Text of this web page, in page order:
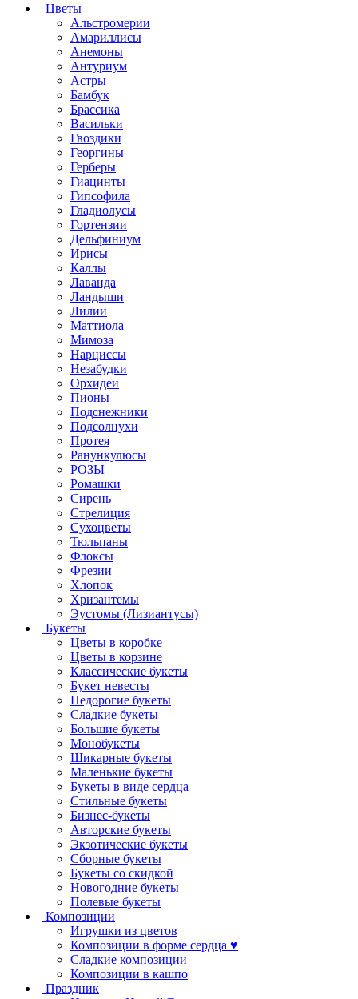
Цветы
Альстромерии
Амариллисы
Анемоны
Антуриум
Астры
Бамбук
Брассика
Васильки
Гвоздики
Георгины
Герберы
Гиацинты
Гипсофила
Гладиолусы
Гортензии
Дельфиниум
Ирисы
Каллы
Лаванда
Ландыши
Лилии
Маттиола
Мимоза
Нарциссы
Незабудки
Орхидеи
Пионы
Подснежники
Подсолнухи
Протея
Ранункулюсы
РОЗЫ
Ромашки
Сирень
Стрелиция
Сухоцветы
Тюльпаны
Флоксы
Фрезии
Хлопок
Хризантемы
Эустомы (Лизиантусы)
Букеты
Цветы в коробке
Цветы в корзине
Классические букеты
Букет невесты
Недорогие букеты
Сладкие букеты
Большие букеты
Монобукеты
Шикарные букеты
Маленькие букеты
Букеты в виде сердца
Стильные букеты
Бизнес-букеты
Авторские букеты
Экзотические букеты
Сборные букеты
Букеты со скидкой
Новогодние букеты
Полевые букеты
Композиции
Игрушки из цветов
Композиции в форме сердца ♥
Сладкие композиции
Композиции в кашпо
Праздник